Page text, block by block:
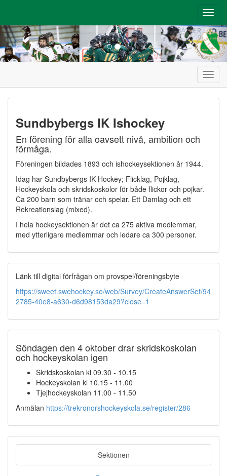
Sundbybergs IK Ishockey
En förening för alla oavsett nivå, ambition och
förmåga.
Föreningen bildades 1893 och ishockeysektionen år 1944.
Idag har Sundbybergs IK Hockey; Flicklag, Pojklag,
Hockeyskola och skridskoskolor för både flickor och pojkar.
Ca 200 barn som tränar och spelar. Ett Damlag och ett
Rekreationslag (mixed).
I hela hockeysektionen är det ca 275 aktiva medlemmar,
med ytterligare medlemmar och ledare ca 300 personer.
Länk till digital förfrågan om provspel/föreningsbyte
https://sweet.swehockey.se/web/Survey/CreateAnswerSet/
2785-40e8-a630-d6d98153da29?close=1
Söndagen den 4 oktober drar skridskoskolan
och hockeyskolan igen
Skridskoskolan kl 09.30 - 10.15
Hockeyskolan kl 10.15 - 11.00
Tjejhockeyskolan 11.00 - 11.50
Anmälan https://trekronorshockeyskola.se/register/286
Sektionen